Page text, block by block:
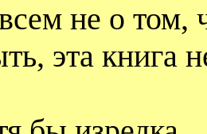
не о том,
эта книга